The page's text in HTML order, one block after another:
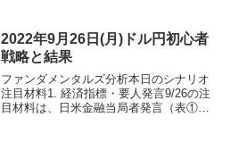
は「イスラエル軍の地上侵攻計画練り直
し→一旦の中東...
2022年9月26日(月)ドル円初心者
戦略と結果
ファンダメンタルズ分析本日のシナリオ
注目材料1. 経済指標・要人発言9/26の注
目材料は、日米金融当局者発言（表①、